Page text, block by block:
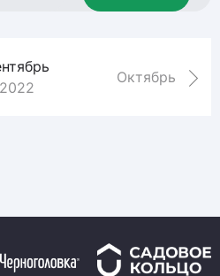
2022
Октябрь